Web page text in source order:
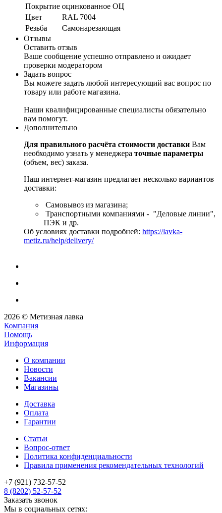
Покрытие оцинкованное ОЦ
Цвет
RAL 7004
Резьба
Самонарезающая
Отзывы
Оставить отзыв
Ваше сообщение успешно отправлено и ожидает
проверки модератором
Задать вопрос
Вы можете задать любой интересующий вас вопрос по
товару или работе магазина.
Наши квалифицированные специалисты обязательно
вам помогут.
Дополнительно
Для правильного расчёта стоимости доставки Вам
необходимо узнать у менеджера точные параметры
(объем, вес) заказа.
Наш интернет-магазин предлагает несколько вариантов
доставки:
Самовывоз из магазина;
Транспортными компаниями - "Деловые линии",
ПЭК и др.
Об условиях доставки подробней: https://lavka-
metiz.ru/help/delivery/
2026 © Метизная лавка
Компания
Помощь
Информация
О компании
Новости
Вакансии
Магазины
Доставка
Оплата
Гарантии
Статьи
Вопрос-ответ
Политика конфиденциальности
Правила применения рекомендательных технологий
+7 (921) 732-57-52
8 (8202) 52-57-52
Заказать звонок
Мы в социальных сетях: